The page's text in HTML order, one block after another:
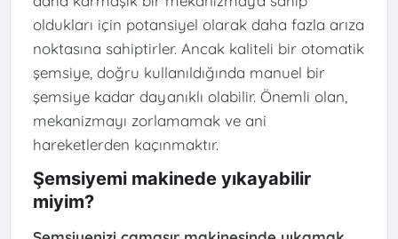
oldukları için potansiyel olarak daha fazla arıza
noktasına sahiptirler. Ancak kaliteli bir otomatik
şemsiye, doğru kullanıldığında manuel bir
şemsiye kadar dayanıklı olabilir. Önemli olan,
mekanizmayı zorlamamak ve ani
hareketlerden kaçınmaktır.
Şemsiyemi makinede yıkayabilir
miyim?